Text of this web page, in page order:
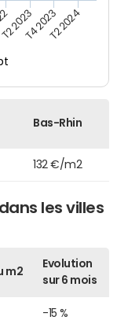
T2 2023T4 2023T2 2024
Bas-Rhin
132 €/m2
les villes
m2
Evolution
sur 6 mois
-15 %